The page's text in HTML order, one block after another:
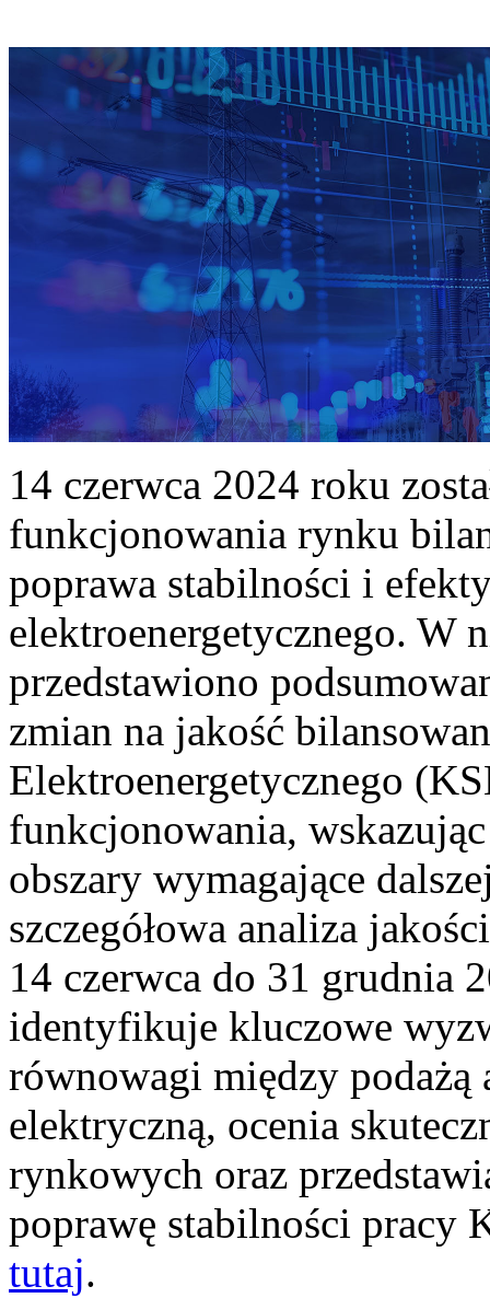
14 czerwca 2024 roku
funkcjonowania rynku
poprawa stabilności i
elektroenergetycznego. W
przedstawiono
zmian na jakość
Elektroenergetycznego
funkcjonowania,
obszary wymagające
szczegółowa analiza
14 czerwca do 31 grudnia
identyfikuje kluczowe
równowagi między podażą
elektryczną, ocenia
rynkowych oraz
poprawę stabilności pracy
tutaj.